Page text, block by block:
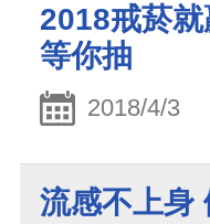
2018戒菸
等你抽
2018/4/3
流感不上身